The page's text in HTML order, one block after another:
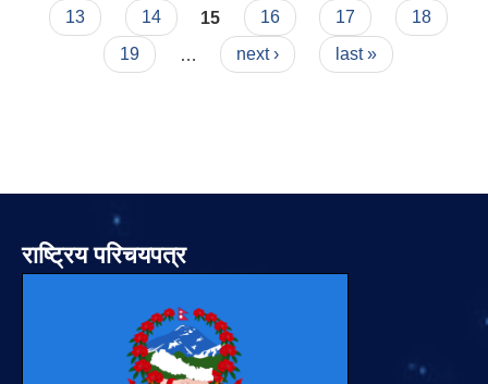
13
14 15 16 17
18
19
next › last »
राष्ट्रिय परिचयपत्र